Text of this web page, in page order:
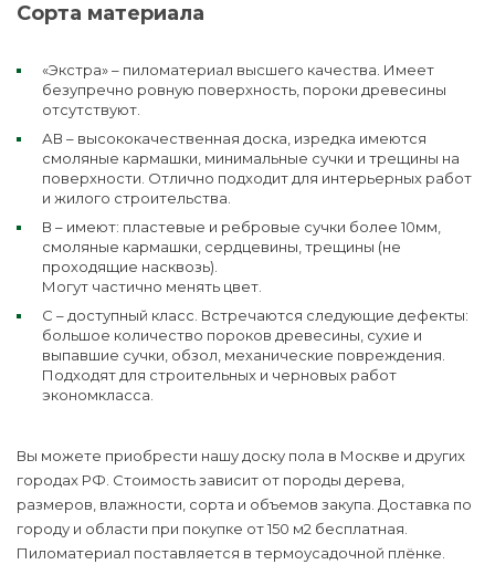
Сорта материала
«Экстра» – пиломатериал высшего качества. Имеет
безупречно ровную поверхность, пороки древесины
отсутствуют.
АВ – высококачественная доска, изредка имеются
смоляные кармашки, минимальные сучки и трещины на
поверхности. Отлично подходит для интерьерных работ
и жилого строительства.
В – имеют: пластевые и ребровые сучки более 10мм,
смоляные кармашки, сердцевины, трещины (не
проходящие насквозь).
Могут частично менять цвет.
С – доступный класс. Встречаются следующие дефекты:
большое количество пороков древесины, сухие и
выпавшие сучки, обзол, механические повреждения.
Подходят для строительных и черновых работ
экономкласса.
Вы можете приобрести нашу доску пола в Москве и других
городах РФ. Стоимость зависит от породы дерева,
размеров, влажности, сорта и объемов закупа. Доставка по
городу и области при покупке от 150 м2 бесплатная.
Пиломатериал поставляется в термоусадочной плёнке.